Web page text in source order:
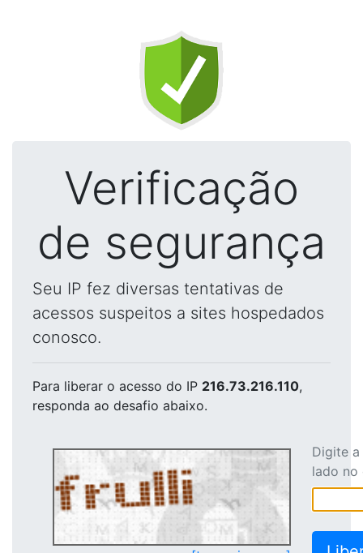
Verificação
de segurança
Seu IP fez diversas tentativas de
acessos suspeitos a sites hospedados
conosco.
Para liberar o acesso do IP 216.73.216.110,
responda ao desafio abaixo.
Digite
lado no